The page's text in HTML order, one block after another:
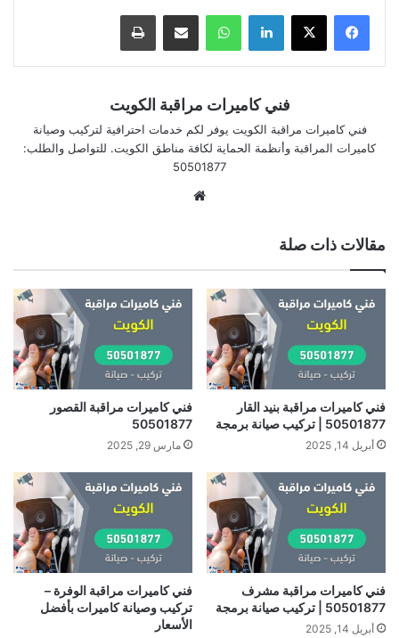
لينكدإن واتساب مشاركة بالبريد الإلكترونيطباعة
فني كاميرات مراقبة الكويت
فني كاميرات مراقبة الكويت يوفر لكم خدمات احترافية لتركيب وصيانة
كاميرات المراقبة وأنظمة الحماية لكافة مناطق الكويت. للتواصل والطلب:
50501877
مقالات ذات صلة
فني كاميرات مراقبة بنيد القار
50501877 | تركيب صيانة برمجة
أبريل 14, 2025
فني كاميرات مراقبة القصور
50501877
مارس 29, 2025
فني كاميرات مراقبة مشرف
50501877 | تركيب صيانة برمجة
أبريل 14, 2025
فني كاميرات مراقبة الوفرة –
تركيب وصيانة كاميرات بأفضل
الأسعار